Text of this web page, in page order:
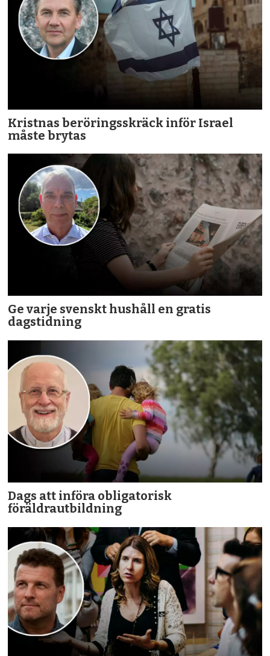
Kristnas beröringsskräck inför Israel
måste brytas
Ge varje svenskt hushåll en gratis
dagstidning
Dags att införa obligatorisk
föräldrautbildning